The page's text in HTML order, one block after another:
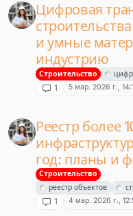
Цифровая
и умные
индустрию
Строительство
1 5 мар. 2026 г.,
Реестр более
год: планы и
Строительство
реестр объектов
1 4 мар. 2026 г.,